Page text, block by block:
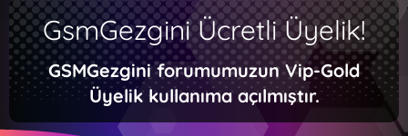
GsmGezgini Ücretli Üyelik!
GSMGezgini forumumuzun Vip-Gold
Üyelik kullanıma açılmıştır.